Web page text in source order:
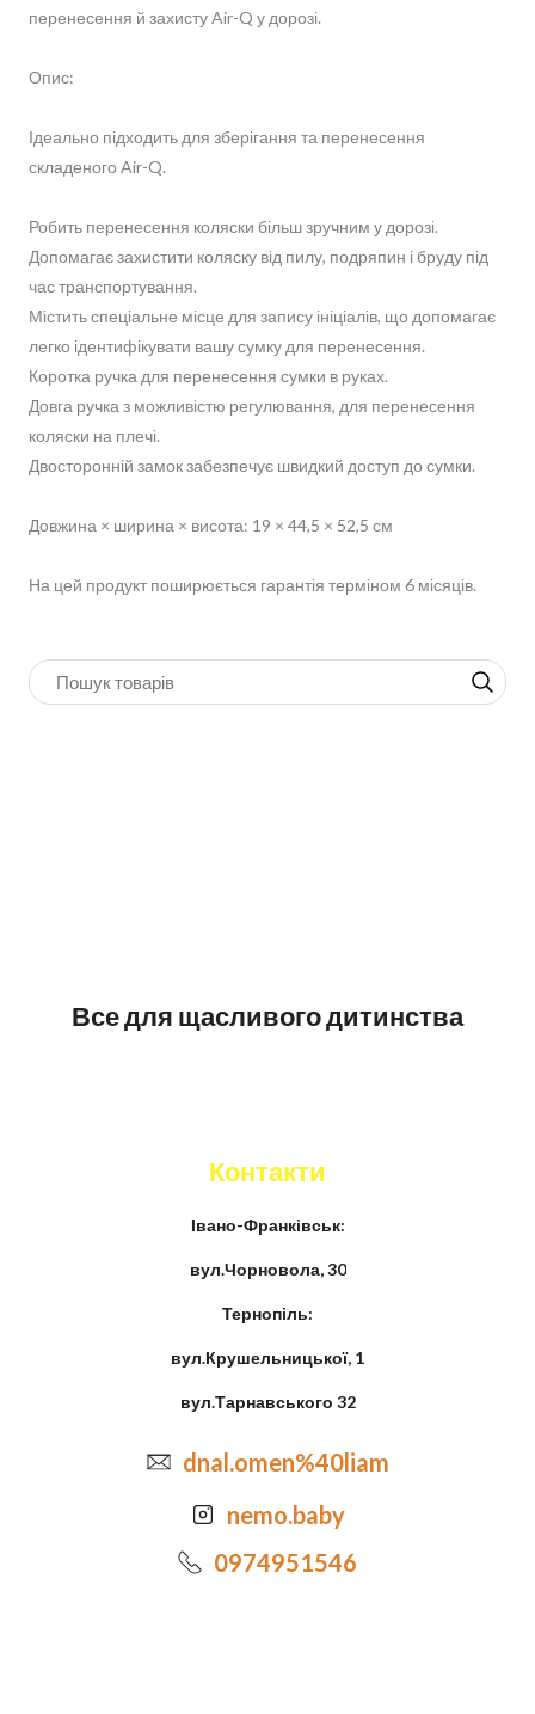
перенесення й захисту Air-Q у дорозі.
Опис:
Ідеально підходить для зберігання та перенесення
складеного Air-Q.
Робить перенесення коляски більш зручним у дорозі.
Допомагає захистити коляску від пилу, подряпин і бруду під
час транспортування.
Містить спеціальне місце для запису ініціалів, що допомагає
легко ідентифікувати вашу сумку для перенесення.
Коротка ручка для перенесення сумки в руках.
Довга ручка з можливістю регулювання, для перенесення
коляски на плечі.
Двосторонній замок забезпечує швидкий доступ до сумки.
Довжина × ширина × висота: 19 × 44,5 × 52,5 см
На цей продукт поширюється гарантія терміном 6 місяців.
Все для щасливого дитинства
Контакти
Івано-Франківськ:
вул.Чорновола, 30
Тернопіль:
вул.Крушельницької, 1
вул.Тарнавського 32
dnal.omen%40liam
nemo.baby
0974951546